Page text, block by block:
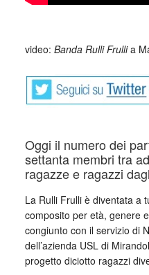
video: Banda Rulli Frullia
Oggi il numero dei
settanta membri tra
ragazze e ragazzi
La Rulli Frulli è diventata a
composito per età, genere
congiunto con il servizio di
dell’azienda USL di
progetto diciotto ragazzi